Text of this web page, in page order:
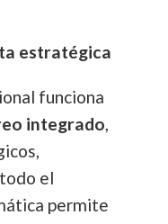
estratégica
funciona
integrado,
el
permite